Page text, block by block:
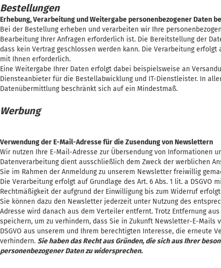
Bestellungen
Erhebung, Verarbeitung und Weitergabe personenbezogener Daten
Bei der Bestellung erheben und verarbeiten wir Ihre
Bearbeitung Ihrer Anfragen erforderlich ist. Die Bereitstellung der
dass kein Vertrag geschlossen werden kann. Die Verarbeitung
mit Ihnen erforderlich.
Eine Weitergabe Ihrer Daten erfolgt dabei beispielsweise an
Diensteanbieter für die Bestellabwicklung und IT-Dienstleister. In
Datenübermittlung beschränkt sich auf ein Mindestmaß.
Werbung
Verwendung der E-Mail-Adresse für die Zusendung von Newslettern
Wir nutzen Ihre E-Mail-Adresse zur Übersendung von Informationen
Datenverarbeitung dient ausschließlich dem Zweck der werblichen
Sie im Rahmen der Anmeldung zu unserem Newsletter freiwillig
Die Verarbeitung erfolgt auf Grundlage des Art. 6 Abs. 1 lit. a
Rechtmäßigkeit der aufgrund der Einwilligung bis zum Widerruf
Sie können dazu den Newsletter jederzeit unter Nutzung des
Adresse wird danach aus dem Verteiler entfernt. Trotz Entfernung
speichern, um zu verhindern, dass Sie in Zukunft Newsletter-E-Mails
DSGVO aus unserem und Ihrem berechtigten Interesse, die erneute
verhindern. Sie haben das Recht aus Gründen, die sich aus Ihrer
personenbezogener Daten zu widersprechen.